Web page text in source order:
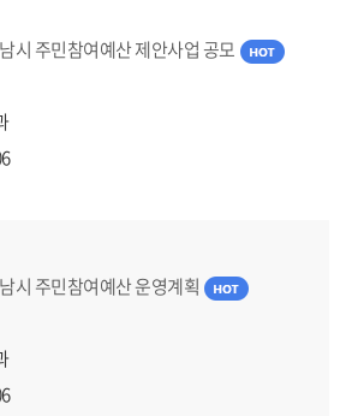
시 주민참여예산 제안사업 공모
시 주민참여예산 운영계획